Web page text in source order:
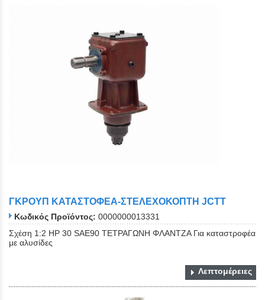
ΓΚΡΟΥΠ ΚΑΤΑΣΤΟΦΕΑ-ΣΤΕΛΕΧΟΚΟΠΤΗ JCTT
Κωδικός Προϊόντος: 0000000013331
Σχέση 1:2 ΗΡ 30 SAE90 ΤΕΤΡΑΓΩΝΗ ΦΛΑΝΤΖΑ Για καταστροφέα
με αλυσίδες
Λεπτομέρειες